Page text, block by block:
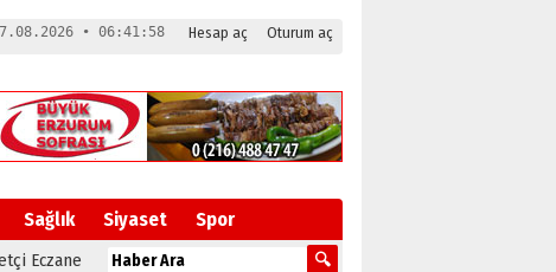
Hesap aç Oturum aç
• 06:41:58
Sağlık Siyaset Spor
Eczane